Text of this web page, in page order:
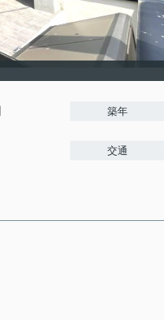
築年
交通